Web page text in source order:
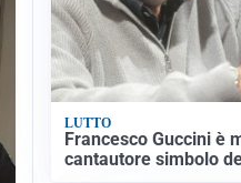
LUTTO
Francesco Guccini è
cantautore simbolo